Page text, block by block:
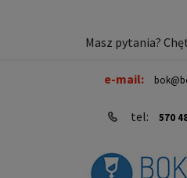
Masz pytania?
e-mail:
tel: 570